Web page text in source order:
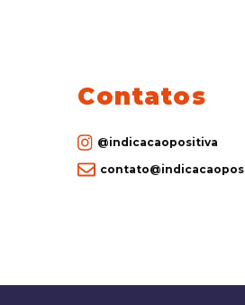
Contatos
@indicacaopositiva